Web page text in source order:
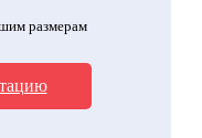
размерам